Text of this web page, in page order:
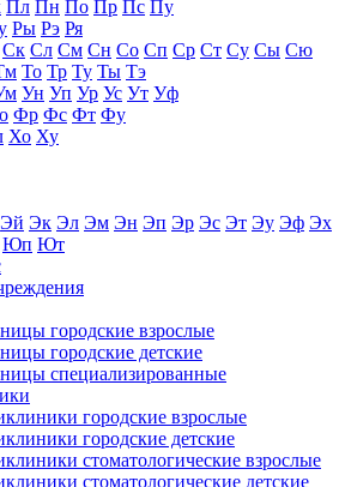
Пл Пн По Пр Пс Пу
Ры Рэ Ря
Ск Сл См Сн Со Сп Ср Ст Су Сы Сю
То Тр Ту Ты Тэ
Ун Уп Ур Ус Ут Уф
Фр Фс Фт Фу
Хо Ху
Эй Эк Эл Эм Эн Эп Эр Эс Эт Эу Эф Эх
Юп Ют
городские взрослые
городские детские
специализированные
городские взрослые
городские детские
стоматологические взрослые
стоматологические детские